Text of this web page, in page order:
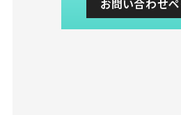
お問い合わせ